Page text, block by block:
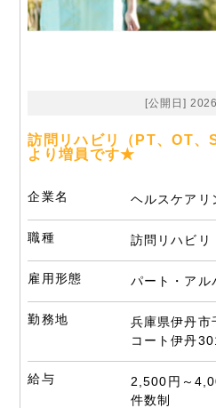
[公開日]
訪問リハビリ（PT、OT、
より増員です★
企業名 ヘルスケアリ
職種 訪問リハビ
雇用形態 パート・アル
勤務地
兵庫県伊丹市
コート伊丹
給与
2,500円～
件数制